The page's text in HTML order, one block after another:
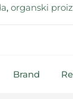
, organski
Brand